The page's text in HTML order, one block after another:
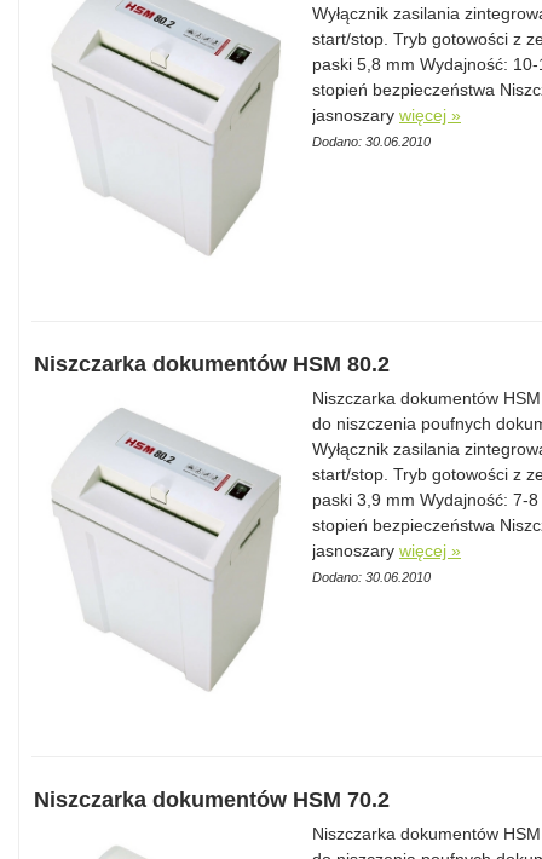
Wyłącznik zasilania
start/stop. Tryb gotowości z
paski 5,8 mm Wydajność:
stopień bezpieczeństwa
jasnoszary więcej »
Dodano: 30.06.2010
Niszczarka dokumentów HSM 80.2
Niszczarka dokumentów
do niszczenia poufnych
Wyłącznik zasilania
start/stop. Tryb gotowości z
paski 3,9 mm Wydajność: 7-
stopień bezpieczeństwa
jasnoszary więcej »
Dodano: 30.06.2010
Niszczarka dokumentów HSM 70.2
Niszczarka dokumentów